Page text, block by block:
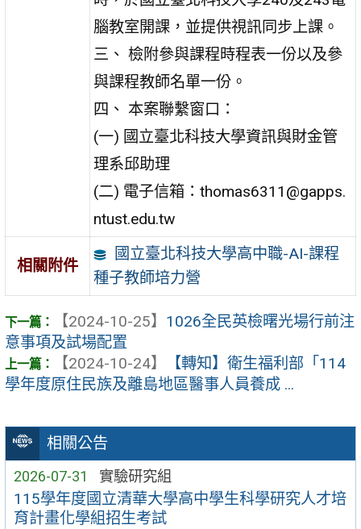
相關公告
2026-07-31 實驗研究組
115學年度國立清華大學高中學生科學研究人才培
育計畫化學組招生考試
腦教室開課，並提供視訊同步上課。
三、 檢附參與課程時程表一份以及參
與課程教師名單一份。
四、 本案聯繫窗口：
(一) 國立臺北科技大學資訊與財金管
理系邱助理
(二) 電子信箱：thomas6311@gapps.
ntust.edu.tw
相關附件
國立臺北科技大學高中職-AI-課程
種子教師培力營
【2024-10-25】 1026全民英檢曙光場行前注
意事項及試場配置
【2024-10-24】
【轉知】衛生福利部「114
學年度原住民族及離島地區醫事人員養成 ...